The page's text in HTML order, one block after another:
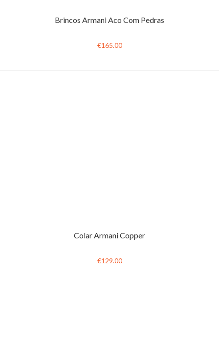
Brincos Armani Aco Com Pedras
€165.00
Colar Armani Copper
€129.00